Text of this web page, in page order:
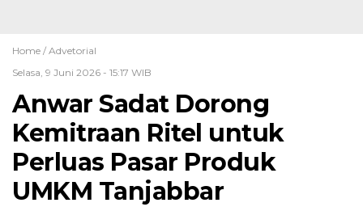
Home / Advetorial
Selasa, 9 Juni 2026 - 15:17 WIB
Anwar Sadat Dorong
Kemitraan Ritel untuk
Perluas Pasar Produk
UMKM Tanjabbar